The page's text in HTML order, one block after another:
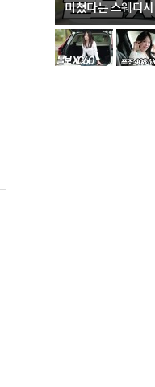
미쳤다는 스웨디
B5 울트라'